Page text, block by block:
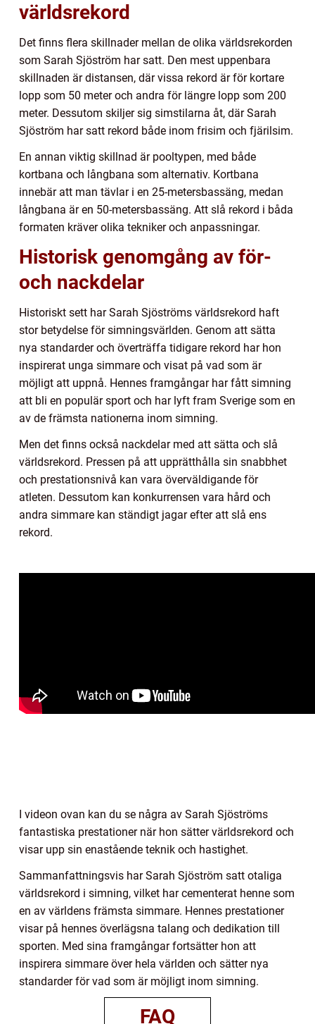
världsrekord
Det finns flera skillnader mellan de olika världsrekorden
som Sarah Sjöström har satt. Den mest uppenbara
skillnaden är distansen, där vissa rekord är för kortare
lopp som 50 meter och andra för längre lopp som 200
meter. Dessutom skiljer sig simstilarna åt, där Sarah
Sjöström har satt rekord både inom frisim och fjärilsim.
En annan viktig skillnad är pooltypen, med både
kortbana och långbana som alternativ. Kortbana
innebär att man tävlar i en 25-metersbassäng, medan
långbana är en 50-metersbassäng. Att slå rekord i båda
formaten kräver olika tekniker och anpassningar.
Historisk genomgång av för-
och nackdelar
Historiskt sett har Sarah Sjöströms världsrekord haft
stor betydelse för simningsvärlden. Genom att sätta
nya standarder och överträffa tidigare rekord har hon
inspirerat unga simmare och visat på vad som är
möjligt att uppnå. Hennes framgångar har fått simning
att bli en populär sport och har lyft fram Sverige som en
av de främsta nationerna inom simning.
Men det finns också nackdelar med att sätta och slå
världsrekord. Pressen på att upprätthålla sin snabbhet
och prestationsnivå kan vara överväldigande för
atleten. Dessutom kan konkurrensen vara hård och
andra simmare kan ständigt jagar efter att slå ens
rekord.
I videon ovan kan du se några av Sarah Sjöströms
fantastiska prestationer när hon sätter världsrekord och
visar upp sin enastående teknik och hastighet.
Sammanfattningsvis har Sarah Sjöström satt otaliga
världsrekord i simning, vilket har cementerat henne som
en av världens främsta simmare. Hennes prestationer
visar på hennes överlägsna talang och dedikation till
sporten. Med sina framgångar fortsätter hon att
inspirera simmare över hela världen och sätter nya
standarder för vad som är möjligt inom simning.
FAQ